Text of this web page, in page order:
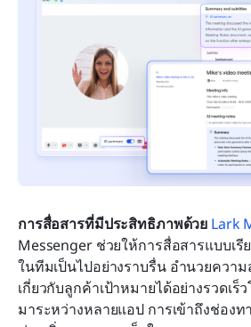
การสื่อสารที่มีประสิทธิภาพด้วย Lark
Messenger ช่วยให้การสื่อสารแบบเ
ในทีมเป็นไปอย่างราบรื่น อำนวยควา
เกี่ยวกับลูกค้าเป้าหมายได้อย่างรวดเร็
มาระหว่างหลายแอป การเข้าถึงช่อง